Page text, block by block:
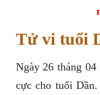
Tử vi tuổi
Ngày 26 tháng
cực cho tuổi